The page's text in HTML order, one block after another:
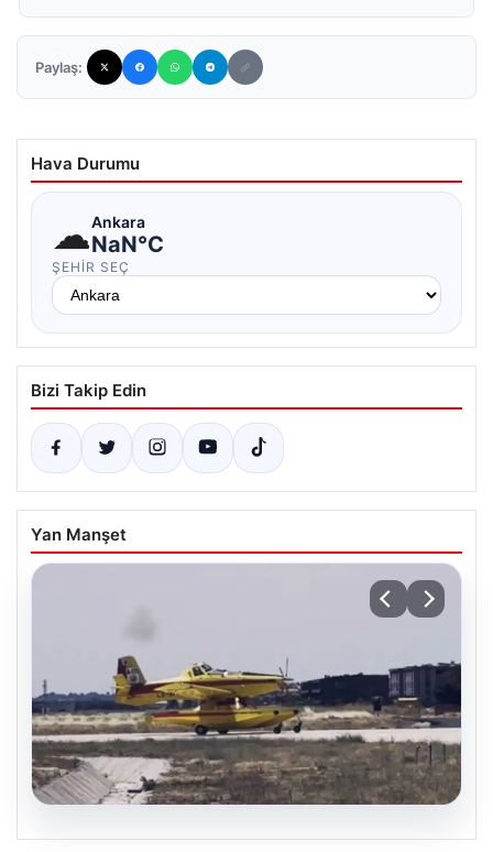
Paylaş:
Hava Durumu
☁Ankara
NaN°C
ŞEHIR SEÇ
Bizi Takip Edin
Yan Manşet
06.08.2026